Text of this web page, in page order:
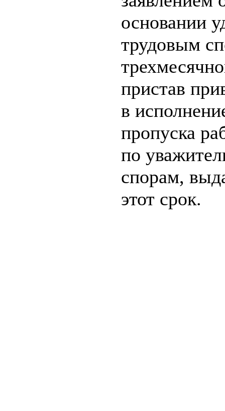
основании
трудовым
пристав
в
пропуска
по
спорам,
этот срок.